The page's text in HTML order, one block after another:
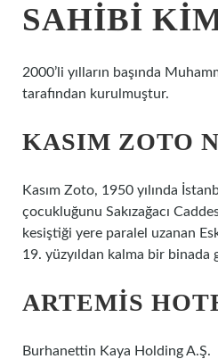
SAHIBI
2000’li yılların başında
tarafından kurulmuştur.
KASIM ZOTO
Kasım Zoto, 1950 yılında
çocukluğunu Sakızağacı
kesiştiği yere paralel uzanan
19. yüzyıldan kalma bir binada
ARTEMIS
Burhanettin Kaya Holding A.Ş.